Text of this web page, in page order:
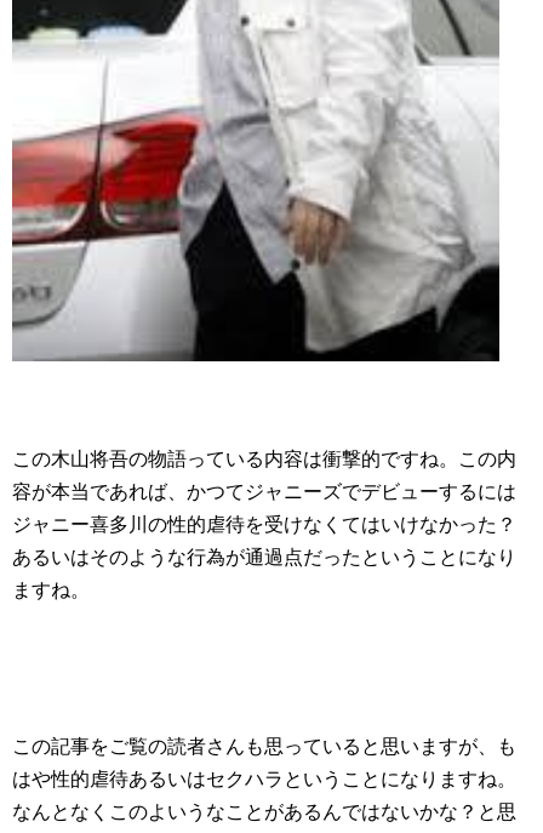
この木山将吾の物語っている内容は衝撃的ですね。この内
容が本当であれば、かつてジャニーズでデビューするには
ジャニー喜多川の性的虐待を受けなくてはいけなかった？
あるいはそのような行為が通過点だったということになり
ますね。
この記事をご覧の読者さんも思っていると思いますが、も
はや性的虐待あるいはセクハラということになりますね。
なんとなくこのよいうなことがあるんではないかな？と思